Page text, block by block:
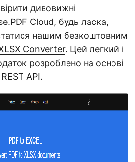
дивовижні
Cloud, будь ласка,
нашим безкоштовним
Converter. Цей легкий і
розроблено на основі
API.